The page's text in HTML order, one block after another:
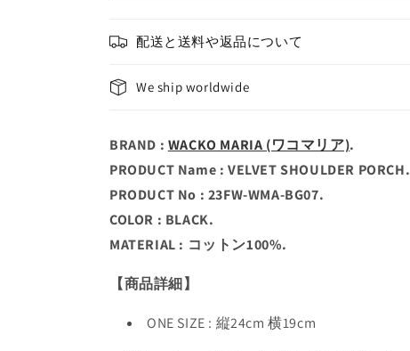
配送と送料や返品について
We ship worldwide
BRAND : WACKO MARIA (ワコマリア).
PRODUCT Name : VELVET SHOULDER PORCH.
PRODUCT No : 23FW-WMA-BG07.
COLOR : BLACK.
MATERIAL : コットン100%.
【商品詳細】
ONE SIZE : 縦24cm 横19cm